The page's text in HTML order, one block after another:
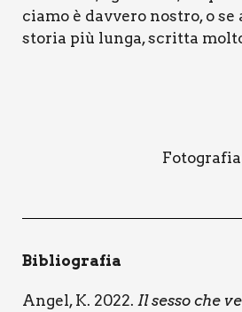
cia­mo è dav­ve­ro nostro, o
sto­ria più lun­ga, scrit­ta
Biblio­gra­fia
Angel, K. 2022. Il ses­so che